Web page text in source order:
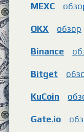
MEXC
OKX обзор
Binance
Bitget
KuCoin
Gate.io